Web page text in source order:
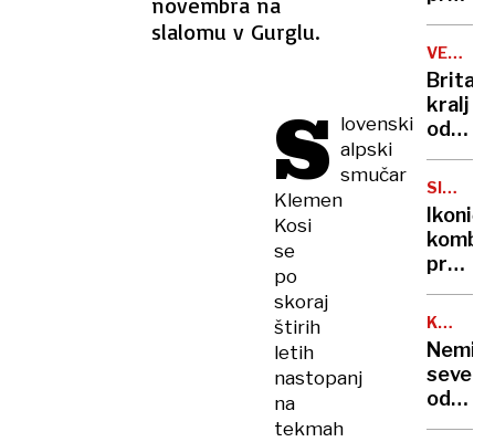
slalomu v Gurglu.
S lovenski
alpski
smučar
Klemen
Kosi
se
po
skoraj
štirih
letih
nastopanj
na
tekmah
Karma
je
psica,
Nico
pa
njen
sin
VELIKA
kralj
zaradi
raka
SIMBOL
kombi
75.
rojstni
dan
Nemir
od
ZDA